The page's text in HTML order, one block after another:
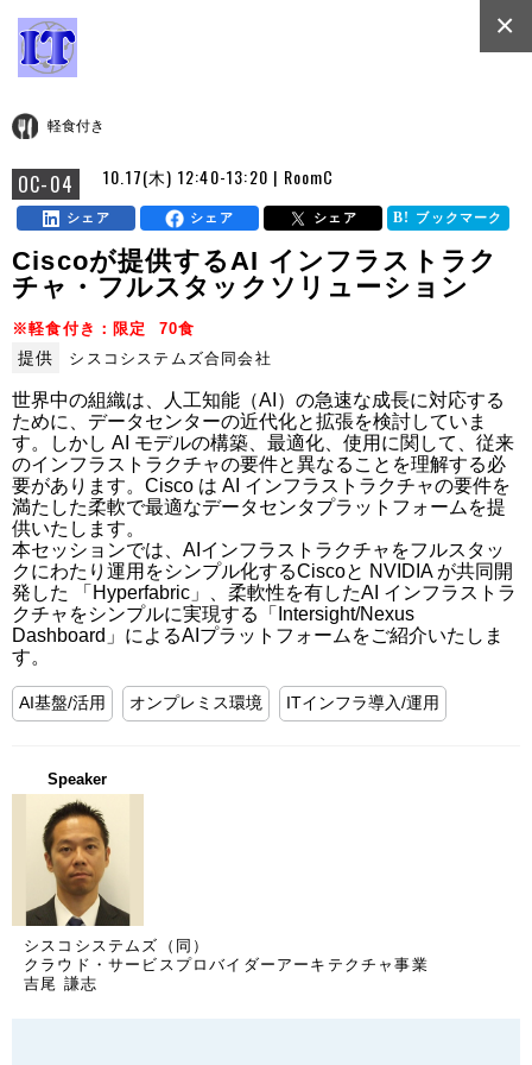
軽食付き
OC-04 10.17(木) 12:40-13:20 | RoomC
×
シェア シェア シェア ブックマーク
Ciscoが提供するAI インフラストラク
チャ・フルスタックソリューション
※軽食付き：限定 70食
提供 シスコシステムズ合同会社
世界中の組織は、人工知能（AI）の急速な成長に対応する
ために、データセンターの近代化と拡張を検討していま
す。しかし AI モデルの構築、最適化、使用に関して、従来
のインフラストラクチャの要件と異なることを理解する必
要があります。Cisco は AI インフラストラクチャの要件を
満たした柔軟で最適なデータセンタプラットフォームを提
供いたします。
本セッションでは、AIインフラストラクチャをフルスタッ
クにわたり運用をシンプル化するCiscoと NVIDIA が共同開
発した 「Hyperfabric」、柔軟性を有したAI インフラストラ
クチャをシンプルに実現する「Intersight/Nexus
Dashboard」によるAIプラットフォームをご紹介いたしま
す。
AI基盤/活用 オンプレミス環境 ITインフラ導入/運用
Speaker
シスコシステムズ（同）
クラウド・サービスプロバイダーアーキテクチャ事業
吉尾 謙志